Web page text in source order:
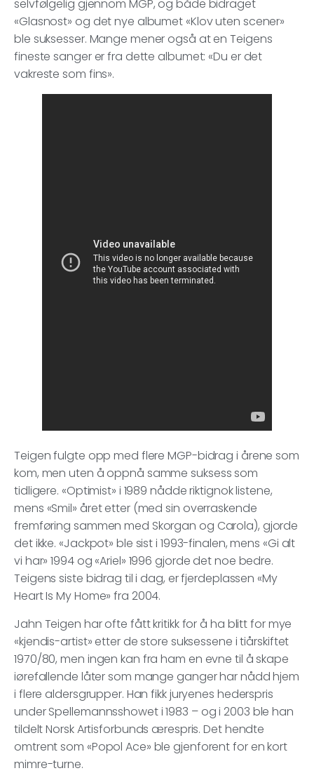
selvfølgelig gjennom MGP, og både bidraget
«Glasnost» og det nye albumet «Klov uten scener»
ble suksesser. Mange mener også at en Teigens
fineste sanger er fra dette albumet: «Du er det
vakreste som fins».
Teigen fulgte opp med flere MGP-bidrag i årene som
kom, men uten å oppnå samme suksess som
tidligere. «Optimist» i 1989 nådde riktignok listene,
mens «Smil» året etter (med sin overraskende
fremføring sammen med Skorgan og Carola), gjorde
det ikke. «Jackpot» ble sist i 1993-finalen, mens «Gi alt
vi har» 1994 og «Ariel» 1996 gjorde det noe bedre.
Teigens siste bidrag til i dag, er fjerdeplassen «My
Heart Is My Home» fra 2004.
Jahn Teigen har ofte fått kritikk for å ha blitt for mye
«kjendis-artist» etter de store suksessene i tiårskiftet
1970/80, men ingen kan fra ham en evne til å skape
iørefallende låter som mange ganger har nådd hjem
i flere aldersgrupper. Han fikk juryenes hederspris
under Spellemannsshowet i 1983 – og i 2003 ble han
tildelt Norsk Artisforbunds ærespris. Det hendte
omtrent som «Popol Ace» ble gjenforent for en kort
mimre-turne.